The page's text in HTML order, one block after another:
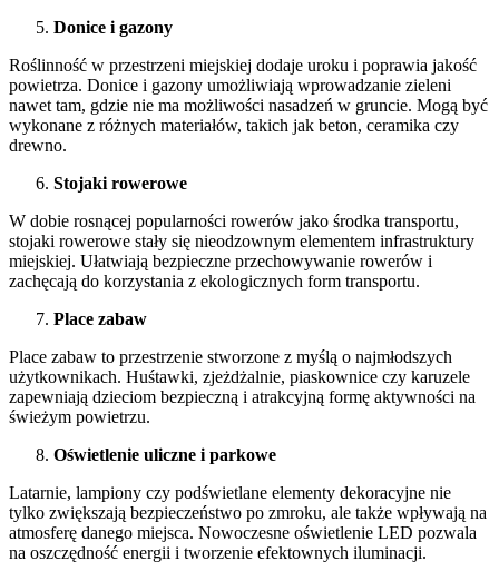
Donice i gazony
Roślinność w przestrzeni miejskiej dodaje uroku i poprawia jakość
powietrza. Donice i gazony umożliwiają wprowadzanie zieleni
nawet tam, gdzie nie ma możliwości nasadzeń w gruncie. Mogą być
wykonane z różnych materiałów, takich jak beton, ceramika czy
drewno.
Stojaki rowerowe
W dobie rosnącej popularności rowerów jako środka transportu,
stojaki rowerowe stały się nieodzownym elementem infrastruktury
miejskiej. Ułatwiają bezpieczne przechowywanie rowerów i
zachęcają do korzystania z ekologicznych form transportu.
Place zabaw
Place zabaw to przestrzenie stworzone z myślą o najmłodszych
użytkownikach. Huśtawki, zjeżdżalnie, piaskownice czy karuzele
zapewniają dzieciom bezpieczną i atrakcyjną formę aktywności na
świeżym powietrzu.
Oświetlenie uliczne i parkowe
Latarnie, lampiony czy podświetlane elementy dekoracyjne nie
tylko zwiększają bezpieczeństwo po zmroku, ale także wpływają na
atmosferę danego miejsca. Nowoczesne oświetlenie LED pozwala
na oszczędność energii i tworzenie efektownych iluminacji.